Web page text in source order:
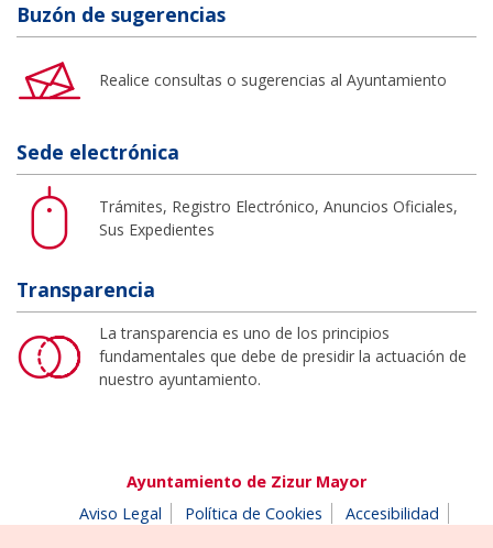
Buzón de sugerencias
Realice consultas o sugerencias al Ayuntamiento
Sede electrónica
Trámites, Registro Electrónico, Anuncios Oficiales,
Sus Expedientes
Transparencia
La transparencia es uno de los principios
fundamentales que debe de presidir la actuación de
nuestro ayuntamiento.
Ayuntamiento de Zizur Mayor
Aviso Legal
Política de Cookies
Accesibilidad